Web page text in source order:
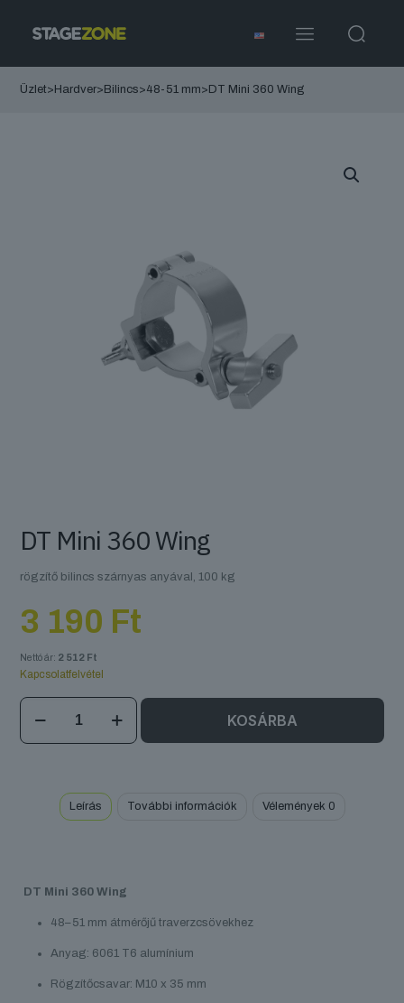
Üzlet> Hardver> Bilincs>48-51 mm> DT Mini 360 Wing
DT Mini 360 Wing
rögzítő bilincs szárnyas anyával, 100 kg
3 190 Ft
Nettó ár: 2 512 Ft
Kapcsolatfelvétel
DT
Mini
360
KOSÁRBA
Leírás További információk Vélemények 0
DT Mini 360 Wing
48–51 mm átmérőjű traverzcsövekhez
Anyag: 6061 T6 alumínium
Rögzítőcsavar: M10 x 35 mm